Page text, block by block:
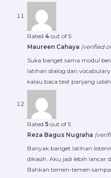
Rated 4 out of 5
Maureen Cahaya (verified
Suka banget sama modul
latihan dialog dan
kalau baca text panjang
Rated 5 out of 5
Reza Bagus Nugraha
Banyak banget latihan
dikasih. Aku jadi lebih lancar
Bahkan temen-temen